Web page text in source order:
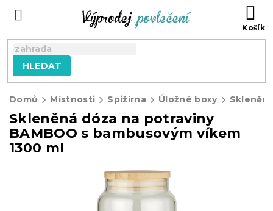
HLEDAT
Domů Místnosti Spižírna Úložné boxy
Skleněná dóza na potraviny
BAMBOO s bambusovým víkem
1300 ml